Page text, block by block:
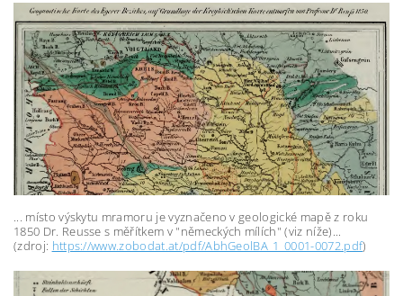
... místo výskytu mramoru je vyznačeno v geologické mapě z roku
1850 Dr. Reusse s měřítkem v "německých mílích" (viz níže)...
(zdroj: https://www.zobodat.at/pdf/AbhGeolBA_1_0001-0072.pdf)